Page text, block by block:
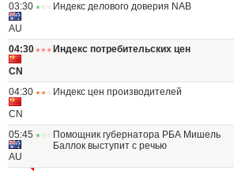
03:30
AU
Индекс делового доверия NAB
04:30
CN
Индекс потребительских цен
04:30
CN
Индекс цен производителей
05:45
AU
Помощник губернатора РБА Мишель
Баллок выступит с речью